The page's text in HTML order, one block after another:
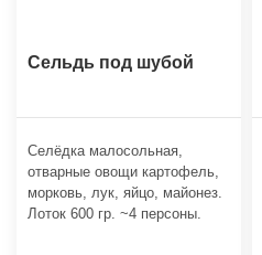
Сельдь под шубой
Селёдка малосольная,
отварные овощи картофель,
морковь, лук, яйцо, майонез.
Лоток 600 гр. ~4 персоны.